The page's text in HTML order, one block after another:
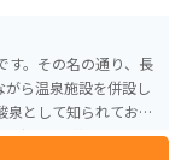
す。その名の通り、長
ら温泉施設を併設し
効果など様々で、多